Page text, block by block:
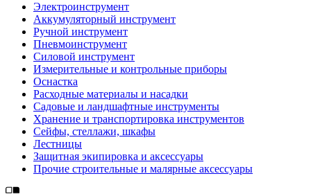
Электроинструмент
Аккумуляторный инструмент
Ручной инструмент
Пневмоинструмент
Силовой инструмент
Измерительные и контрольные приборы
Оснастка
Расходные материалы и насадки
Садовые и ландшафтные инструменты
Хранение и транспортировка инструментов
Сейфы, стеллажи, шкафы
Лестницы
Защитная экипировка и аксессуары
Прочие строительные и малярные аксессуары